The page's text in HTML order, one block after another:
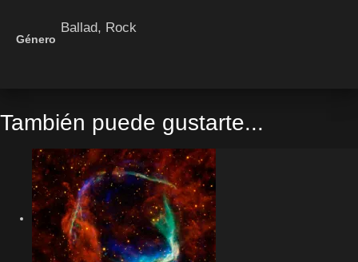
Género
Ballad, Rock
También puede gustarte...